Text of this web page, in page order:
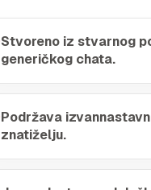
Stvoreno iz stvarnog
generičkog chata.
Podržava
znatiželju.